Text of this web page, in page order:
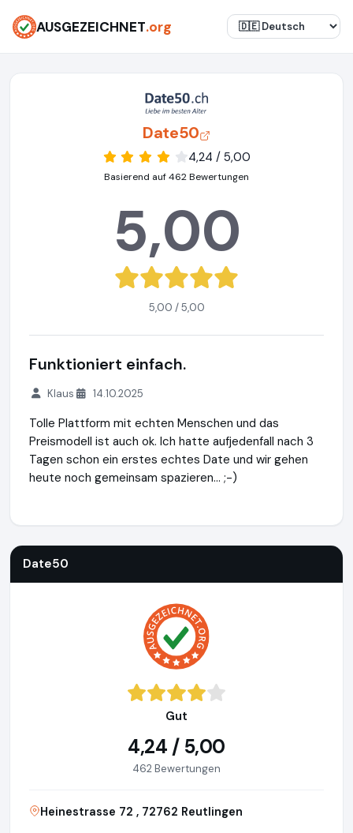
AUSGEZEICHNET.org
Date50
4,24 / 5,00
Basierend auf 462 Bewertungen
5,00
5,00 / 5,00
Funktioniert einfach.
Klaus 14.10.2025
Tolle Plattform mit echten Menschen und das
Preismodell ist auch ok. Ich hatte aufjedenfall nach 3
Tagen schon ein erstes echtes Date und wir gehen
heute noch gemeinsam spazieren... ;-)
Date50
Gut
4,24 / 5,00
462 Bewertungen
Heinestrasse 72 , 72762 Reutlingen